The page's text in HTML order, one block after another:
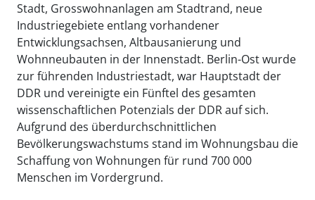
Stadt, Grosswohnanlagen am Stadtrand, neue
Industriegebiete entlang vorhandener
Entwicklungsachsen, Altbausanierung und
Wohnneubauten in der Innenstadt. Berlin-Ost wurde
zur führenden Industriestadt, war Hauptstadt der
DDR und vereinigte ein Fünftel des gesamten
wissenschaftlichen Potenzials der DDR auf sich.
Aufgrund des überdurchschnittlichen
Bevölkerungswachstums stand im Wohnungsbau die
Schaffung von Wohnungen für rund 700 000
Menschen im Vordergrund.